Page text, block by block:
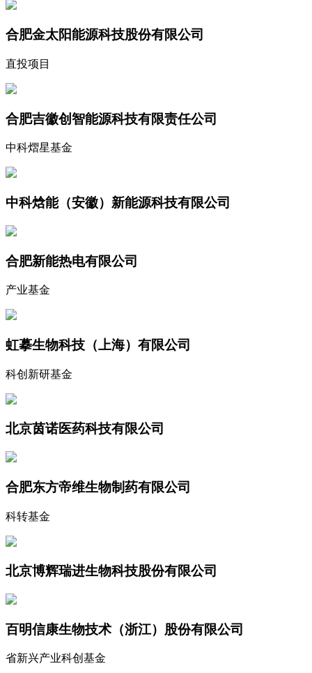
合肥金太阳能源科技股份有限公司
直投项目
合肥吉徽创智能源科技有限责任公司
中科熠星基金
中科焓能（安徽）新能源科技有限公司
合肥新能热电有限公司
产业基金
虹摹生物科技（上海）有限公司
科创新研基金
北京茵诺医药科技有限公司
合肥东方帝维生物制药有限公司
科转基金
北京博辉瑞进生物科技股份有限公司
百明信康生物技术（浙江）股份有限公司
省新兴产业科创基金